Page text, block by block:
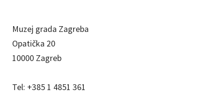
Muzej grada Zagreba
Opatička 20
10000 Zagreb
Tel: +385 1 4851 361